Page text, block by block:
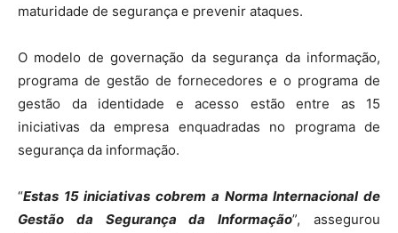
maturidade de segurança e prevenir ataques.
O modelo de governação da segurança da informação,
programa de gestão de fornecedores e o programa de
gestão da identidade e acesso estão entre as 15
iniciativas da empresa enquadradas no programa de
segurança da informação.
“Estas 15 iniciativas cobrem a Norma Internacional de
Gestão da Segurança da Informação”, assegurou